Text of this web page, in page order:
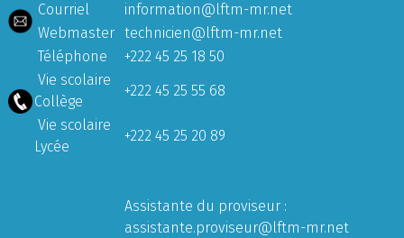
Courriel
information@lftm-mr.net
Webmaster technicien@lftm-mr.net
Téléphone
+222 45 25 18 50
Vie scolaire
Collège
+222 45 25 55 68
Vie scolaire
Lycée
+222 45 25 20 89
Assistante du proviseur :
assistante.proviseur@lftm-mr.net